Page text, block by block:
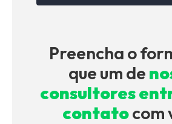
Preencha o
que um de
consultores
contatocom